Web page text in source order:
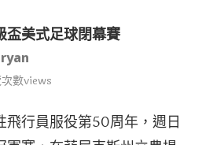
盃美式足球閉幕賽
數views
行員服役第50周年，週日